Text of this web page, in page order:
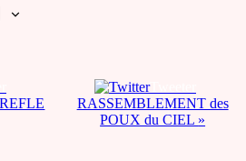
Tweeter
RASSEMBLEMENT des
POUX du CIEL »